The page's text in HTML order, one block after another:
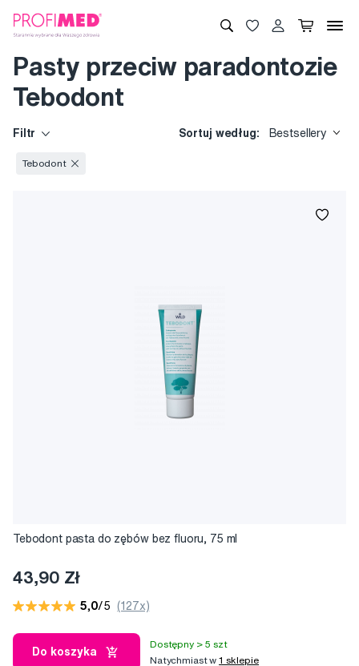
Pasty przeciw paradontozie
Tebodont
Filtr Sortuj według: Bestsellery
Tebodont
Tebodont pasta do zębów bez fluoru, 75 ml
43,90 Zł
5,0/5 (127x)
Do koszyka
Dostępny > 5 szt
Natychmiast w1 sklepie